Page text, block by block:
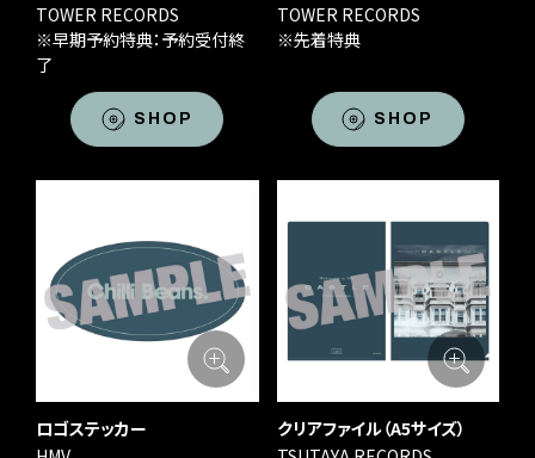
TOWER RECORDS
※早期予約特典：予約受付終
了
SHOP
TOWER RECORDS
※先着特典
SHOP
ロゴステッカー
クリアファイル（A5サイズ）